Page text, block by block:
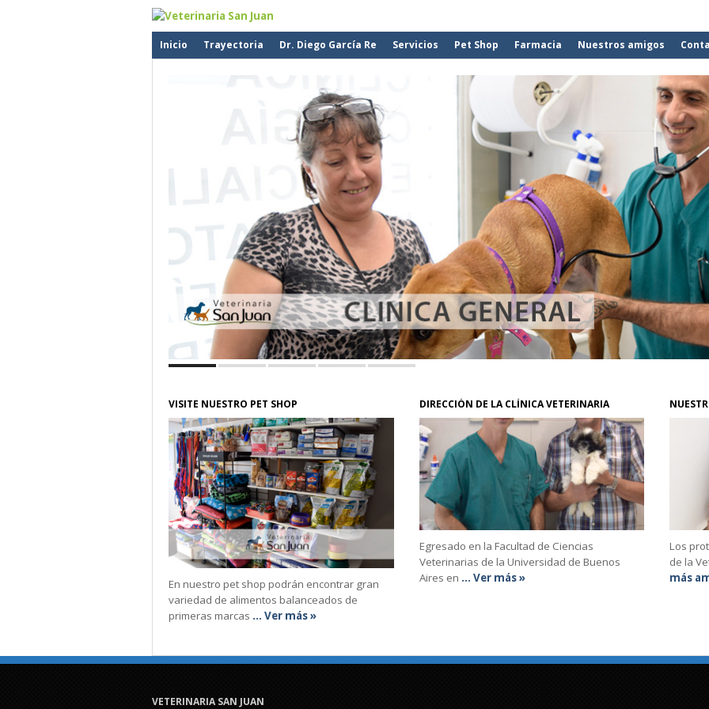
Inicio Trayectoria Dr. Diego García Re Servicios Pet Shop Farmacia Nuestros amigos
VISITE NUESTRO PET SHOP
En nuestro pet shop podrán encontrar gran
variedad de alimentos balanceados de
primeras marcas ... Ver más »
DIRECCIÓN DE LA CLÍNICA VETERINARIA
Egresado en la Facultad de Ciencias
Veterinarias de la Universidad de Buenos
Aires en ... Ver más »
Los
de la
más
VETERINARIA SAN JUAN